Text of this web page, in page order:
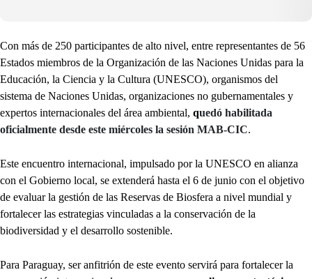
Con más de 250 participantes de alto nivel, entre representantes de 56
Estados miembros de la Organización de las Naciones Unidas para la
Educación, la Ciencia y la Cultura (UNESCO), organismos del
sistema de Naciones Unidas, organizaciones no gubernamentales y
expertos internacionales del área ambiental, quedó habilitada
oficialmente desde este miércoles la sesión MAB-CIC.
Este encuentro internacional, impulsado por la UNESCO en alianza
con el Gobierno local, se extenderá hasta el 6 de junio con el objetivo
de evaluar la gestión de las Reservas de Biosfera a nivel mundial y
fortalecer las estrategias vinculadas a la conservación de la
biodiversidad y el desarrollo sostenible.
Para Paraguay, ser anfitrión de este evento servirá para fortalecer la